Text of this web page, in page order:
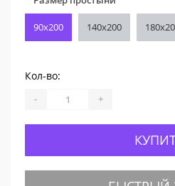
90x200 140x200
Кол-во:
- +